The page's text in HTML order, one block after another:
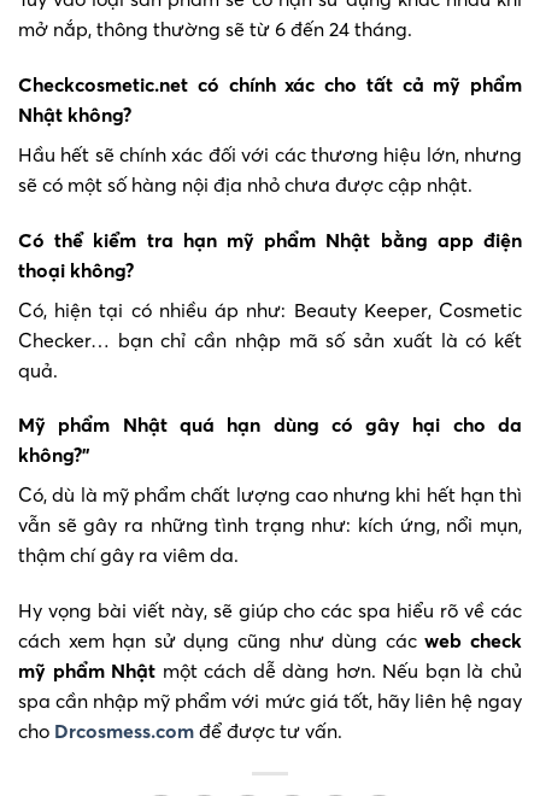
mở nắp, thông thường sẽ từ 6 đến 24 tháng.
Checkcosmetic.net có chính xác cho tất cả mỹ phẩm
Nhật không?
Hầu hết sẽ chính xác đối với các thương hiệu lớn, nhưng
sẽ có một số hàng nội địa nhỏ chưa được cập nhật.
Có thể kiểm tra hạn mỹ phẩm Nhật bằng app điện
thoại không?
Có, hiện tại có nhiều áp như: Beauty Keeper, Cosmetic
Checker… bạn chỉ cần nhập mã số sản xuất là có kết
quả.
Mỹ phẩm Nhật quá hạn dùng có gây hại cho da
không?”
Có, dù là mỹ phẩm chất lượng cao nhưng khi hết hạn thì
vẫn sẽ gây ra những tình trạng như: kích ứng, nổi mụn,
thậm chí gây ra viêm da.
Hy vọng bài viết này, sẽ giúp cho các spa hiểu rõ về các
cách xem hạn sử dụng cũng như dùng cácweb check
mỹ phẩm Nhật một cách dễ dàng hơn. Nếu bạn là chủ
spa cần nhập mỹ phẩm với mức giá tốt, hãy liên hệ ngay
cho Drcosmess.com để được tư vấn.